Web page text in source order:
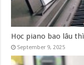
Học piano bao lâu
September 9, 2025